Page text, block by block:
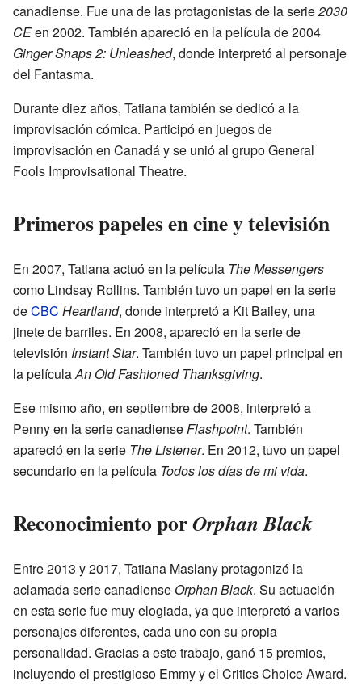
canadiense. Fue una de las protagonistas de la serie2030
CEen 2002. También apareció en la película de 2004
Ginger Snaps 2: Unleashed, donde interpretó al personaje
del Fantasma.
Durante diez años, Tatiana también se dedicó a la
improvisación cómica. Participó en juegos de
improvisación en Canadá y se unió al grupo General
Fools Improvisational Theatre.
Primeros papeles en cine y televisión
En 2007, Tatiana actuó en la película The Messengers
como Lindsay Rollins. También tuvo un papel en la serie
deCBC Heartland, donde interpretó a Kit Bailey, una
jinete de barriles. En 2008, apareció en la serie de
televisión Instant Star. También tuvo un papel principal en
la películaAn Old Fashioned Thanksgiving.
Ese mismo año, en septiembre de 2008, interpretó a
Penny en la serie canadienseFlashpoint. También
apareció en la serie The Listener. En 2012, tuvo un papel
secundario en la película Todos los días de mi vida.
Reconocimiento porOrphan Black
Entre 2013 y 2017, Tatiana Maslany protagonizó la
aclamada serie canadiense Orphan Black. Su actuación
en esta serie fue muy elogiada, ya que interpretó a varios
personajes diferentes, cada uno con su propia
personalidad. Gracias a este trabajo, ganó 15 premios,
incluyendo el prestigioso Emmy y el Critics Choice Award.